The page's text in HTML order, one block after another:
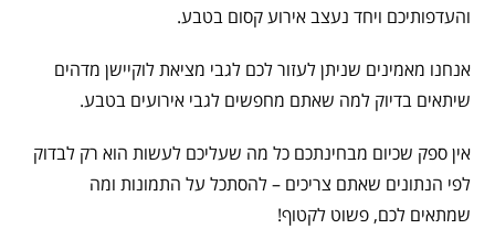
והעדפותיכם ויחד נעצב אירוע קסום בטבע.
אנחנו מאמינים שניתן לעזור לכם לגבי מציאת לוקיישן מדהים
שיתאים בדיוק למה שאתם מחפשים לגבי אירועים בטבע.
אין ספק שכיום מבחינתכם כל מה שעליכם לעשות הוא רק לבדוק
לפי הנתונים שאתם צריכים – להסתכל על התמונות ומה
שמתאים לכם, פשוט לקטוף!